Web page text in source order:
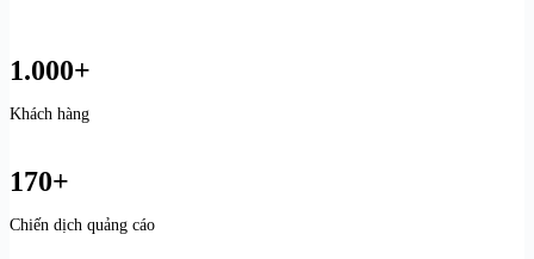
1.000+
Khách hàng
170+
Chiến dịch quảng cáo